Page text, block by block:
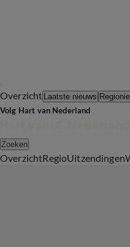
Overzicht Laatste nieuws
Volg Hart van Nederland
Zoeken
OverzichtRegioUitzendingen